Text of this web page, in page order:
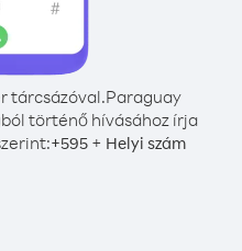
tárcsázóval.Paraguay
történő hívásához írja
+595 + Helyi szám